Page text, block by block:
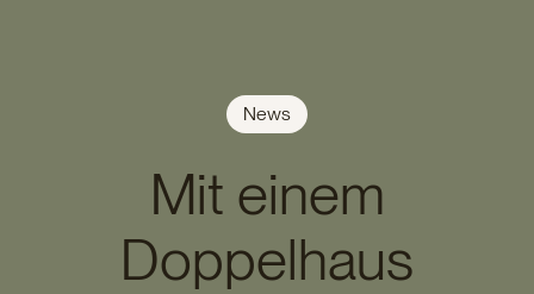
News
Mit einem
Doppelhaus